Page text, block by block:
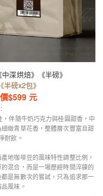
深烘焙》《半磅》
半磅x2包》
$599 元
伴隨牛奶巧克力與桂圓甜香，中
緻青草花香，整體層次豐富且甜
耐飲。
地咖啡豆的風味特性調整比例，
混合，而是一場歷經時間淬鍊的
是無數次的嘗試，只為追求那一
風味。